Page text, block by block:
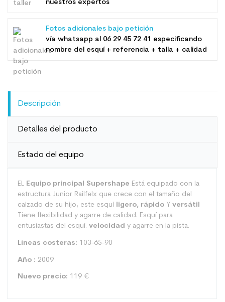
nuestros expertos
Fotos adicionales bajo petición
vía whatsapp al 06 29 45 72 41 especificando
nombre del esquí + referencia + talla + calidad
Descripción
Detalles del producto
Estado del equipo
EL Equipo principal Supershape Está equipado con la
estructura Junior Railfelx que crece con el tamaño del
calzado de su hijo, este esquí ligero, rápido Y versátil
Tiene flexibilidad y agarre de calidad. Esquí para
entusiastas del esquí. velocidad y agarre en la pista.
Líneas costeras: 103-65-90
Año : 2009
Nuevo precio: 119 €